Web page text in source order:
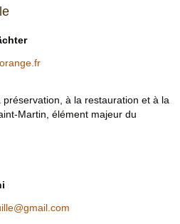
orange.fr
à la restauration et à la
Martin, élément majeur du
@gmail.com